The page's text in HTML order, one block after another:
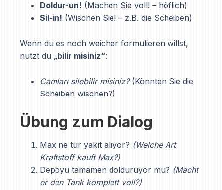
Doldur-un! (Machen Sie voll! – höflich)
Sil-in! (Wischen Sie! – z.B. die Scheiben)
Wenn du es noch weicher formulieren willst,
nutzt du „bilir misiniz“:
Camları silebilir misiniz?(Könnten Sie die
Scheiben wischen?)
Übung zum Dialog
Max ne tür yakıt alıyor? (Welche Art
Kraftstoff kauft Max?)
Depoyu tamamen dolduruyor mu? (Macht
er den Tank komplett voll?)